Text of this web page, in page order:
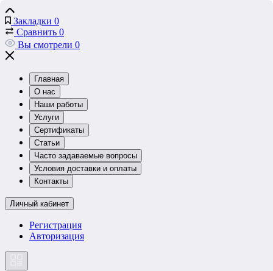
Закладки 0
Сравнить 0
Вы смотрели 0
Главная
О нас
Наши работы
Услуги
Сертификаты
Статьи
Часто задаваемые вопросы
Условия доставки и оплаты
Контакты
Личный кабинет
Регистрация
Авторизация